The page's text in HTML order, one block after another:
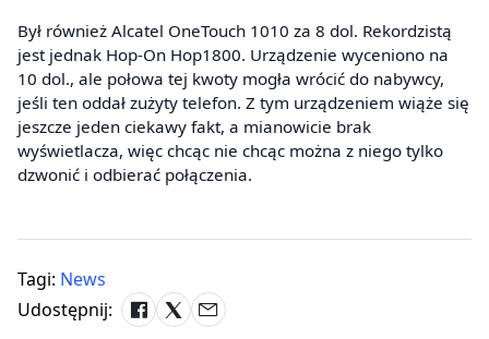
Był również Alcatel OneTouch 1010 za 8 dol. Rekordzistą
jest jednak Hop-On Hop1800. Urządzenie wyceniono na
10 dol., ale połowa tej kwoty mogła wrócić do nabywcy,
jeśli ten oddał zużyty telefon. Z tym urządzeniem wiąże się
jeszcze jeden ciekawy fakt, a mianowicie brak
wyświetlacza, więc chcąc nie chcąc można z niego tylko
dzwonić i odbierać połączenia.
Tagi: News
Udostępnij: